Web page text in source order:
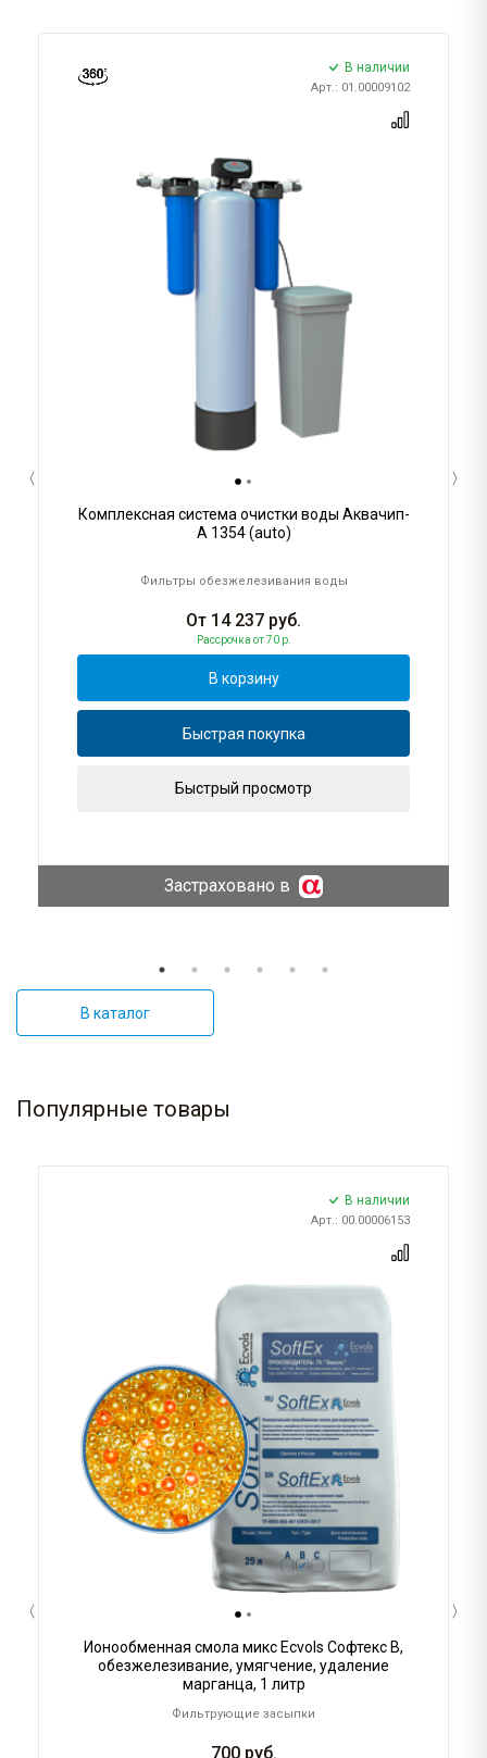
В наличии
Арт.: 01.00009102
Комплексная система очистки воды Аквачип-
A 1354 (auto)
Фильтры обезжелезивания воды
От 14 237 руб.
Рассрочка от 70 р.
В корзину
Быстрая покупка
Быстрый просмотр
Застраховано в
В каталог
Популярные товары
В наличии
Арт.: 00.00006153
Ионообменная смола микс Ecvols Софтекс B,
обезжелезивание, умягчение, удаление
марганца, 1 литр
Фильтрующие засыпки
700руб.